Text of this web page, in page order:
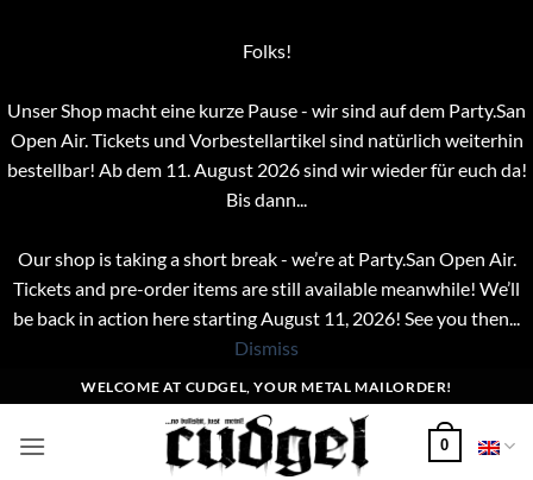
Folks!
Unser Shop macht eine kurze Pause - wir sind auf dem Party.San
Open Air. Tickets und Vorbestellartikel sind natürlich weiterhin
bestellbar! Ab dem 11. August 2026 sind wir wieder für euch da!
Bis dann...
Our shop is taking a short break - we’re at Party.San Open Air.
Tickets and pre-order items are still available meanwhile! We’ll
be back in action here starting August 11, 2026! See you then...
Dismiss
to
content
WELCOME AT CUDGEL, YOUR METAL MAILORDER!
0